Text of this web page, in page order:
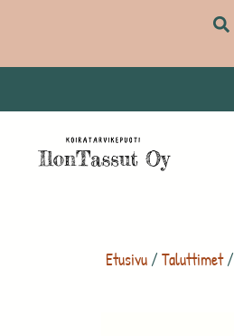
Etusivu/Taluttimet/